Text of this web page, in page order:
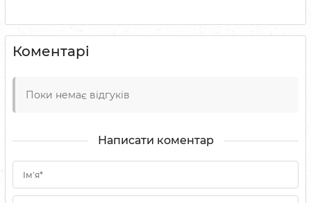
Коментарі
Поки немає відгуків
Написати коментар
Ім'я*